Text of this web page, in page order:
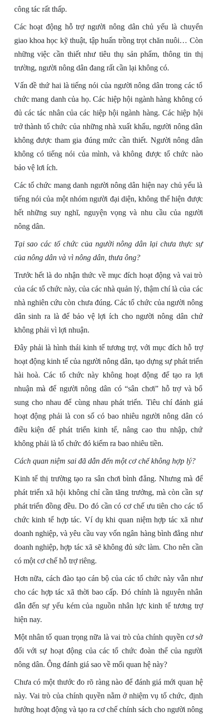
công tác rất thấp.
Các hoạt động hỗ trợ người nông dân chủ yếu là chuyển
giao khoa học kỹ thuật, tập huấn trồng trọt chăn nuôi… Còn
những việc cần thiết như tiêu thụ sản phẩm, thông tin thị
trường, người nông dân đang rất cần lại không có.
Vấn đề thứ hai là tiếng nói của người nông dân trong các tổ
chức mang danh của họ. Các hiệp hội ngành hàng không có
đủ các tác nhân của các hiệp hội ngành hàng. Các hiệp hội
trở thành tổ chức của những nhà xuất khẩu, người nông dân
không được tham gia đúng mức cần thiết. Người nông dân
không có tiếng nói của mình, và không được tổ chức nào
bảo vệ lơi ích.
Các tổ chức mang danh người nông dân hiện nay chủ yếu là
tiếng nói của một nhóm người đại diện, không thể hiện được
hết những suy nghĩ, nguyện vọng và nhu cầu của người
nông dân.
Tại sao các tổ chức của người nông dân lại chưa thực sự
của nông dân và vì nông dân, thưa ông?
Trước hết là do nhận thức về mục đích hoạt động và vai trò
của các tổ chức này, của các nhà quản lý, thậm chí là của các
nhà nghiên cứu còn chưa đúng. Các tổ chức của người nông
dân sinh ra là để bảo vệ lợi ích cho người nông dân chứ
không phải vì lợi nhuận.
Đây phải là hình thái kinh tế tương trợ, với mục đích hỗ trợ
hoạt động kinh tế của người nông dân, tạo dựng sự phát triển
hài hoà. Các tổ chức này không hoạt động để tạo ra lợi
nhuận mà để người nông dân có “sân chơi” hỗ trợ và bổ
sung cho nhau để cùng nhau phát triển. Tiêu chí đánh giá
hoạt động phải là con số có bao nhiêu người nông dân có
điều kiện để phát triển kinh tế, nâng cao thu nhập, chứ
không phải là tổ chức đó kiếm ra bao nhiêu tiền.
Cách quan niệm sai đã dẫn đến một cơ chế không hợp lý?
Kinh tế thị trường tạo ra sân chơi bình đẳng. Nhưng mà để
phát triển xã hội không chỉ cần tăng trưởng, mà còn cần sự
phát triển đồng đều. Do đó cần có cơ chế ưu tiên cho các tổ
chức kinh tế hợp tác. Ví dụ khi quan niệm hợp tác xã như
doanh nghiệp, và yêu cầu vay vốn ngân hàng bình đẳng như
doanh nghiệp, hợp tác xã sẽ không đủ sức làm. Cho nên cần
có một cơ chế hỗ trợ riêng.
Hơn nữa, cách đào tạo cán bộ của các tổ chức này vẫn như
cho các hợp tác xã thời bao cấp. Đó chính là nguyên nhân
dẫn đến sự yếu kém của nguồn nhân lực kinh tế tương trợ
hiện nay.
Một nhân tố quan trọng nữa là vai trò của chính quyền cơ sở
đối với sự hoạt động của các tổ chức đoàn thể của người
nông dân. Ông đánh giá sao về mối quan hệ này?
Chưa có một thước đo rõ ràng nào để đánh giá mới quan hệ
này. Vai trò của chính quyền nằm ở nhiệm vụ tổ chức, định
hướng hoạt động và tạo ra cơ chế chính sách cho người nông